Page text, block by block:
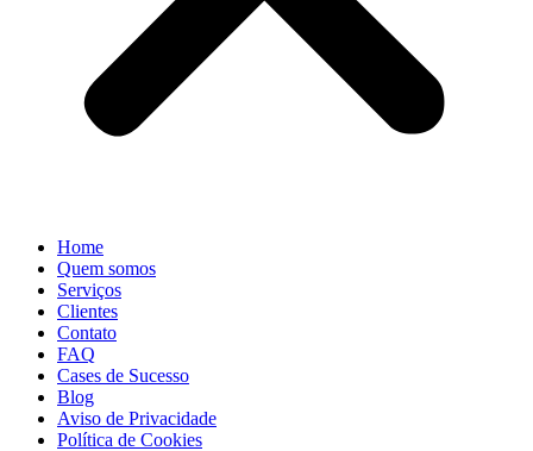
Home
Quem somos
Serviços
Clientes
Contato
FAQ
Cases de Sucesso
Blog
Aviso de Privacidade
Política de Cookies